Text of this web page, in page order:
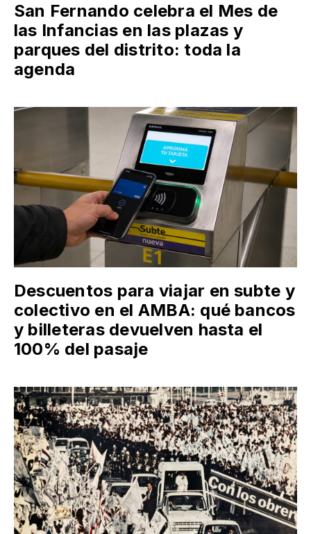
San Fernando celebra el Mes de
las Infancias en las plazas y
parques del distrito: toda la
agenda
Descuentos para viajar en subte y
colectivo en el AMBA: qué bancos
y billeteras devuelven hasta el
100% del pasaje